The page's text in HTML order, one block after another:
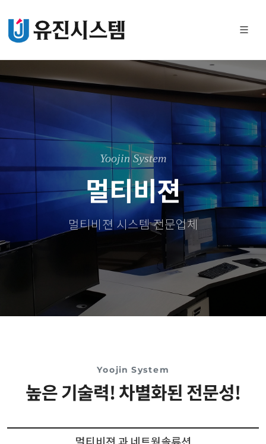
Yoojin System
멀티비젼
멀티비젼 시스템 전문업체
Yoojin System
높은 기술력! 차별화된 전문성!